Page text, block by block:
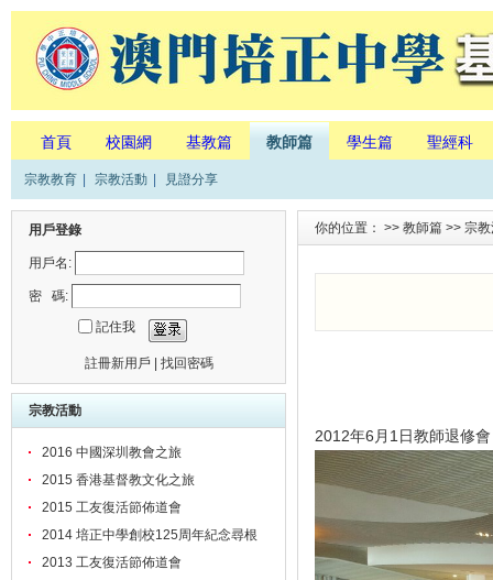
首頁 校園網 基教篇 教師篇 學生篇 聖經科
宗教教育 宗教活動 見證分享
用戶登錄
用戶名:
密 碼:
記住我
註冊新用戶 找回密碼
宗教活動
2016 中國深圳教會之旅
2015 香港基督教文化之旅
2015 工友復活節佈道會
2014 培正中學創校125周年紀念尋根
之旅
2013 工友復活節佈道會
你的位置： >> 教師篇 >> 宗
2012年6月1日教師退修